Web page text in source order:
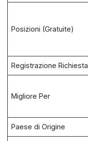
Posizioni (Gratuite)
Registrazione Richiesta
Migliore Per
Paese di Origine